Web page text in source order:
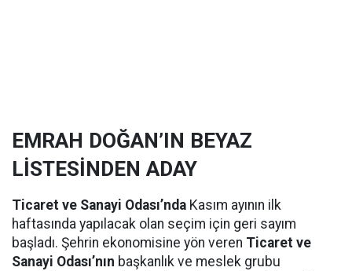
EMRAH DOĞAN’IN BEYAZ
LİSTESİNDEN ADAY
Ticaret ve Sanayi Odası’nda Kasım ayının ilk
haftasında yapılacak olan seçim için geri sayım
başladı. Şehrin ekonomisine yön veren Ticaret ve
Sanayi Odası’nın başkanlık ve meslek grubu